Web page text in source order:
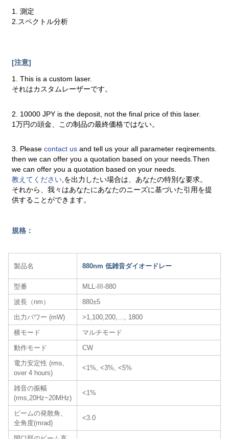
1. 測定
2.スペクトル分析
[注意]
1. This is a custom laser.
それはカスタムレーザーです。
2. 10000 JPY is the deposit, not the final price of this laser.
1万円の頭金、この制品の最終価格ではない。
3. Pleasecontact usand tell us your all parameter reqirements.
then we can offer you a quotation based on your needs.Then
we can offer you a quotation based on your needs.
教えてください,を出力したい場合は、あなたの特別な要求。
それから、我々はあなたにあなたのニーズに基づいた引用を提
供することができます。
規格：
製品名 880nm 低雑音ダイオードレー
型番
MLL-III-880
波長（nm）
880±5
出力パワー (mW)
>1,100,200,…, 1800
横モード
マルチモード
動作モード
CW
電力安定性 (rms,
over 4 hours)
<1%, <3%, <5%
雑音の振幅
(rms,20Hz~20MHz)
<1%
ビームの発散角、
全角度(mrad)
<3.0